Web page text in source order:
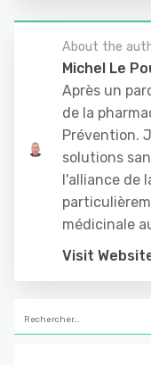
About the
Michel Le
Après un
de la
Prévention.
solutions
l'alliance de
médicinale
Visit